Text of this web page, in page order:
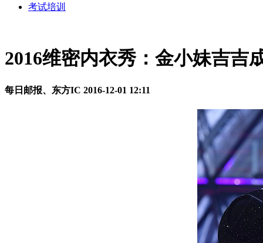
考试培训
2016维密内衣秀：金小妹吉吉
每日邮报、东方IC 2016-12-01 12:11